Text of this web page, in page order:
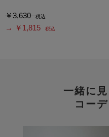
￥3,630 税込
→ ￥1,815 税込
一緒に
コー